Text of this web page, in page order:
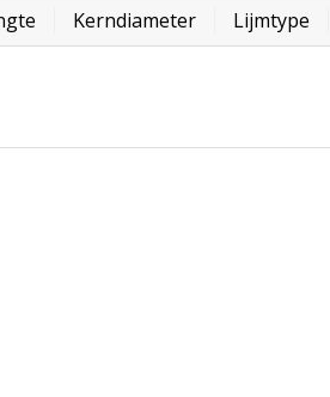
Kerndiameter Lijmtype